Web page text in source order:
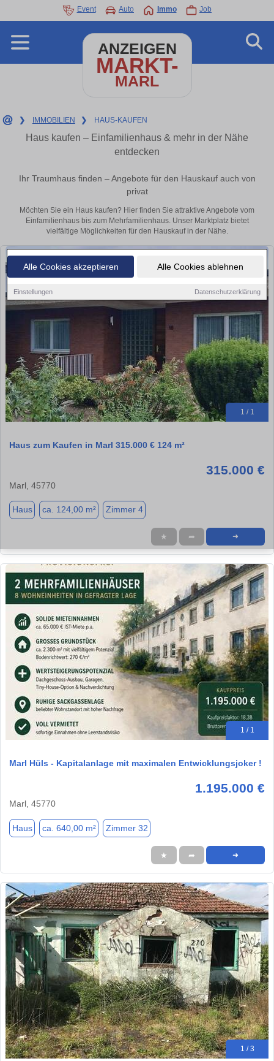
Alle Cookies akzeptieren Alle Cookies ablehnen
Einstellungen Datenschutzerklärung
Event Auto Immo Job
ANZEIGEN
MARKT-
MARL
❯ IMMOBILIEN ❯ HAUS-KAUFEN
Haus kaufen – Einfamilienhaus & mehr in der Nähe
entdecken
Ihr Traumhaus finden – Angebote für den Hauskauf auch von
privat
Möchten Sie ein Haus kaufen? Hier finden Sie attraktive Angebote vom
Einfamilienhaus bis zum Mehrfamilienhaus. Unser Marktplatz bietet
vielfältige Möglichkeiten für den Hauskauf in der Nähe.
1 / 1
Haus zum Kaufen in Marl 315.000 € 124 m²
315.000 €
Marl, 45770
Haus ca. 124,00 m² Zimmer 4
★ ➦ ➜
1 / 1
Marl Hüls - Kapitalanlage mit maximalen Entwicklungsjoker !
1.195.000 €
Marl, 45770
Haus ca. 640,00 m² Zimmer 32
★ ➦ ➜
1 / 3